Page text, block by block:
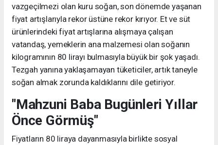
vazgeçilmezi olan kuru soğan, son dönemde yaşanan
fiyat artışlarıyla rekor üstüne rekor kırıyor. Et ve süt
ürünlerindeki fiyat artışlarına alışmaya çalışan
vatandaş, yemeklerin ana malzemesi olan soğanın
kilogramının 80 lirayı bulmasıyla büyük bir şok yaşadı.
Tezgah yanına yaklaşamayan tüketiciler, artık taneyle
soğan almak zorunda kaldıklarını dile getiriyor.
"Mahzuni Baba Bugünleri Yıllar
Önce Görmüş"
Fiyatların 80 liraya dayanmasıyla birlikte sosyal